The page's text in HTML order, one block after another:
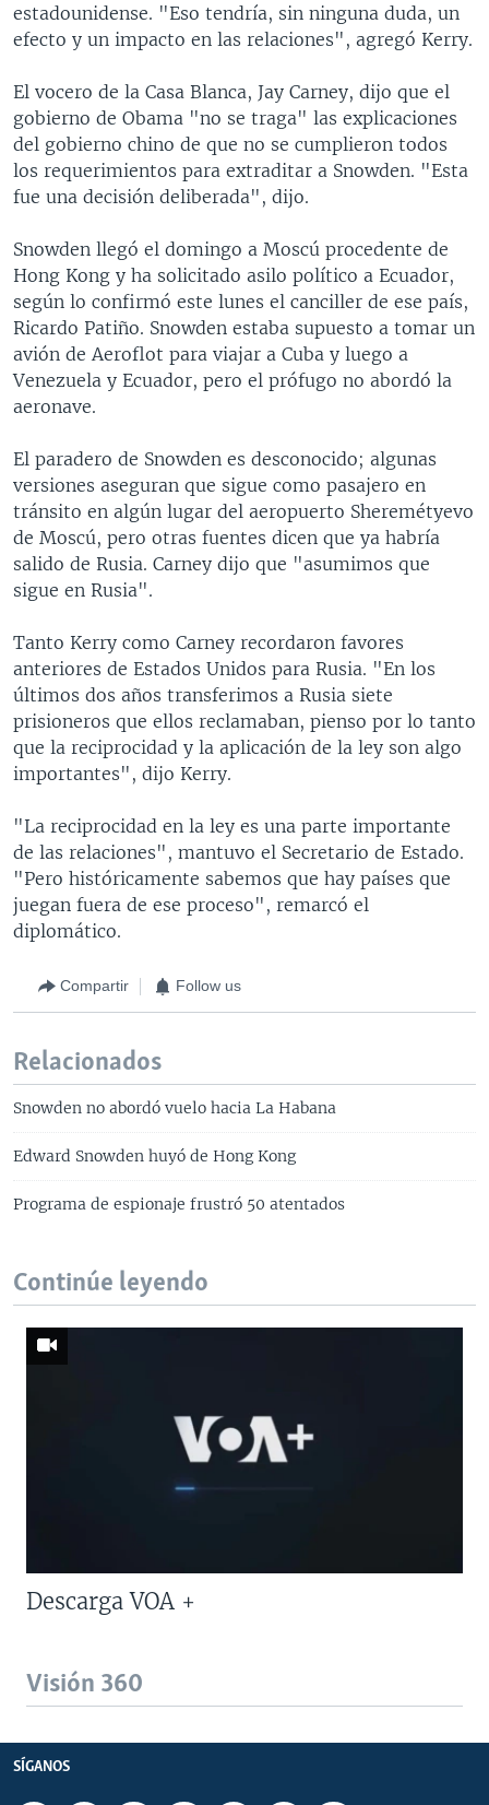
estadounidense. "Eso tendría, sin ninguna duda, un
efecto y un impacto en las relaciones", agregó Kerry.
El vocero de la Casa Blanca, Jay Carney, dijo que el
gobierno de Obama "no se traga" las explicaciones
del gobierno chino de que no se cumplieron todos
los requerimientos para extraditar a Snowden. "Esta
fue una decisión deliberada", dijo.
Snowden llegó el domingo a Moscú procedente de
Hong Kong y ha solicitado asilo político a Ecuador,
según lo confirmó este lunes el canciller de ese país,
Ricardo Patiño. Snowden estaba supuesto a tomar un
avión de Aeroflot para viajar a Cuba y luego a
Venezuela y Ecuador, pero el prófugo no abordó la
aeronave.
El paradero de Snowden es desconocido; algunas
versiones aseguran que sigue como pasajero en
tránsito en algún lugar del aeropuerto Sheremétyevo
de Moscú, pero otras fuentes dicen que ya habría
salido de Rusia. Carney dijo que "asumimos que
sigue en Rusia".
Tanto Kerry como Carney recordaron favores
anteriores de Estados Unidos para Rusia. "En los
últimos dos años transferimos a Rusia siete
prisioneros que ellos reclamaban, pienso por lo tanto
que la reciprocidad y la aplicación de la ley son algo
importantes", dijo Kerry.
"La reciprocidad en la ley es una parte importante
de las relaciones", mantuvo el Secretario de Estado.
"Pero históricamente sabemos que hay países que
juegan fuera de ese proceso", remarcó el
diplomático.
Compartir Follow us
Relacionados
Snowden no abordó vuelo hacia La Habana
Edward Snowden huyó de Hong Kong
Programa de espionaje frustró 50 atentados
Continúe leyendo
Descarga VOA +
Visión 360
SÍGANOS